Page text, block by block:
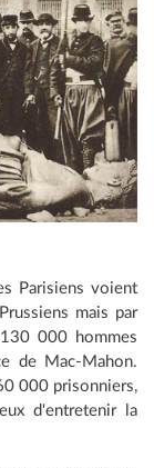
Parisiens voient
mais par
000 hommes
de Mac-Mahon.
000 prisonniers,
d'entretenir la